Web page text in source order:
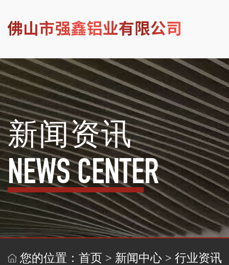
新闻资讯
NEWS CENTER
您的位置： 首页 > 新闻中心 > 行业资讯